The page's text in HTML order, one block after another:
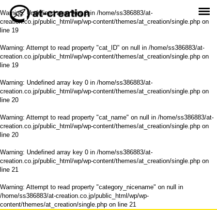
Warning: Undefined array key 0 in /home/ss386883/at-
creation.co.jp/public_html/wp/wp-content/themes/at_creation/single.php on
line 19
Warning: Attempt to read property "cat_ID" on null in /home/ss386883/at-
creation.co.jp/public_html/wp/wp-content/themes/at_creation/single.php on
line 19
Warning: Undefined array key 0 in /home/ss386883/at-
creation.co.jp/public_html/wp/wp-content/themes/at_creation/single.php on
line 20
Warning: Attempt to read property "cat_name" on null in /home/ss386883/at-
creation.co.jp/public_html/wp/wp-content/themes/at_creation/single.php on
line 20
Warning: Undefined array key 0 in /home/ss386883/at-
creation.co.jp/public_html/wp/wp-content/themes/at_creation/single.php on
line 21
Warning: Attempt to read property "category_nicename" on null in
/home/ss386883/at-creation.co.jp/public_html/wp/wp-
content/themes/at_creation/single.php on line 21